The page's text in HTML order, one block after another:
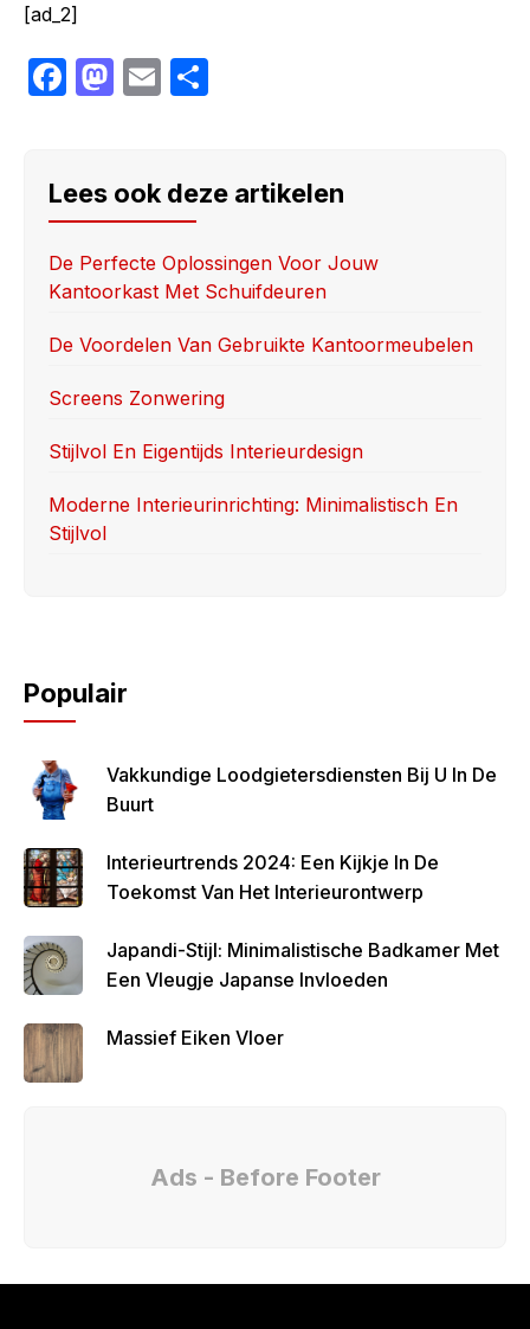
[ad_2]
F
e
b
o
o
k
M
o
d
o
n
E
e
Lees ook deze artikelen
De Perfecte Oplossingen Voor Jouw
Kantoorkast Met Schuifdeuren
De Voordelen Van Gebruikte Kantoormeubelen
Screens Zonwering
Stijlvol En Eigentijds Interieurdesign
Moderne Interieurinrichting: Minimalistisch En
Stijlvol
Populair
Vakkundige Loodgietersdiensten Bij U In De
Buurt
Interieurtrends 2024: Een Kijkje In De
Toekomst Van Het Interieurontwerp
Japandi-Stijl: Minimalistische Badkamer Met
Een Vleugje Japanse Invloeden
Massief Eiken Vloer
Ads - Before Footer